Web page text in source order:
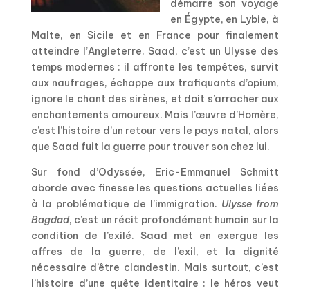
démarre son voyage
en Égypte, en Lybie, à
Malte, en Sicile et en France pour finalement
atteindre l’Angleterre. Saad, c’est un Ulysse des
temps modernes : il affronte les tempêtes, survit
aux naufrages, échappe aux trafiquants d’opium,
ignore le chant des sirènes, et doit s’arracher aux
enchantements amoureux. Mais l’œuvre d’Homère,
c’est l’histoire d’un retour vers le pays natal, alors
que Saad fuit la guerre pour trouver son chez lui.
Sur fond d’Odyssée, Eric-Emmanuel Schmitt
aborde avec finesse les questions actuelles liées
à la problématique de l’immigration. Ulysse from
Bagdad, c’est un récit profondément humain sur la
condition de l’exilé. Saad met en exergue les
affres de la guerre, de l’exil, et la dignité
nécessaire d’être clandestin. Mais surtout, c’est
l’histoire d’une quête identitaire : le héros veut